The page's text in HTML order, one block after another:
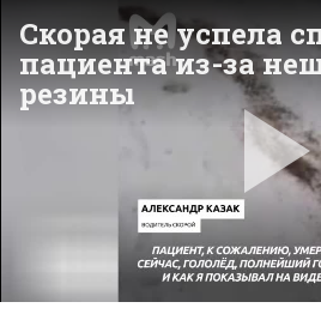
Скорая не успела
пациента из-за
резины